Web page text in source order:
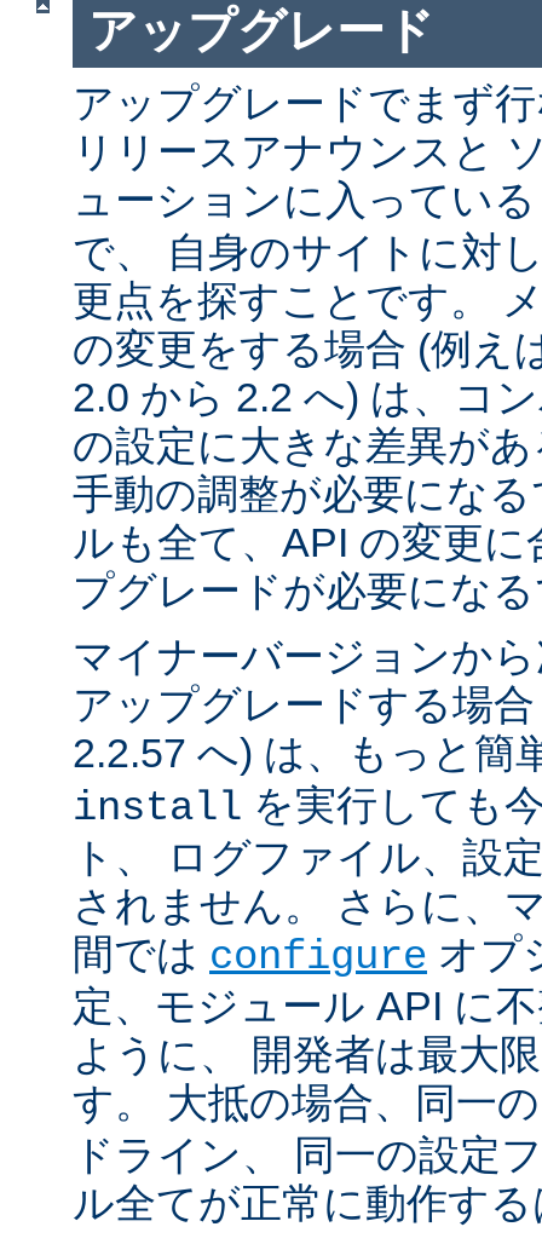
アップグレード
アップグレードでまず
リリースアナウンスと
ューションに入ってい
で、 自身のサイトに対
更点を探すことです。
の変更をする場合 (例え
2.0 から 2.2 へ) は、コ
の設定に大きな差異が
手動の調整が必要にな
ルも全て、API の変更
プグレードが必要にな
マイナーバージョンか
アップグレードする場
2.2.57 へ) は、もっと簡
install を実行しても
ト、 ログファイル、設
されません。 さらに、
間では configure オプ
定、モジュール API に
ように、 開発者は最大
す。 大抵の場合、同一
ドライン、 同一の設定
ル全てが正常に動作す